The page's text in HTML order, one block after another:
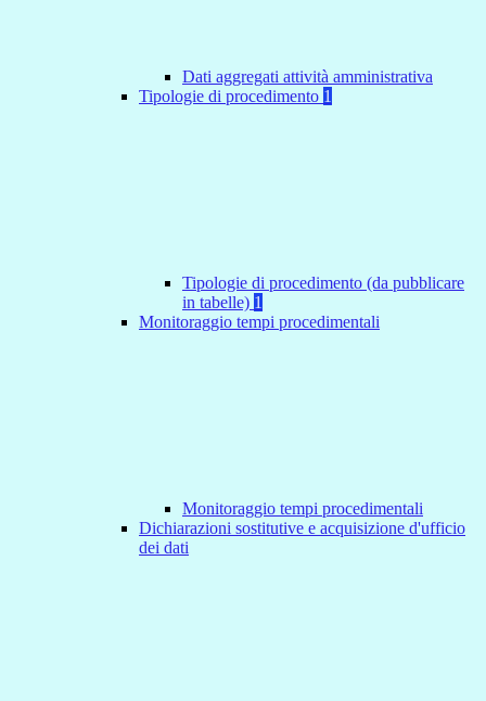
Dati aggregati attività amministrativa
Tipologie di procedimento 1
Tipologie di procedimento (da pubblicare
in tabelle) 1
Monitoraggio tempi procedimentali
Monitoraggio tempi procedimentali
Dichiarazioni sostitutive e acquisizione d'ufficio
dei dati